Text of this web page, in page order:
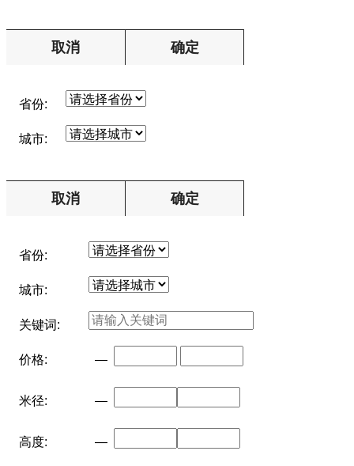
取消 确定
省份:
城市:
取消 确定
省份:
城市:
关键词:
价格: —
米径: —
高度: —